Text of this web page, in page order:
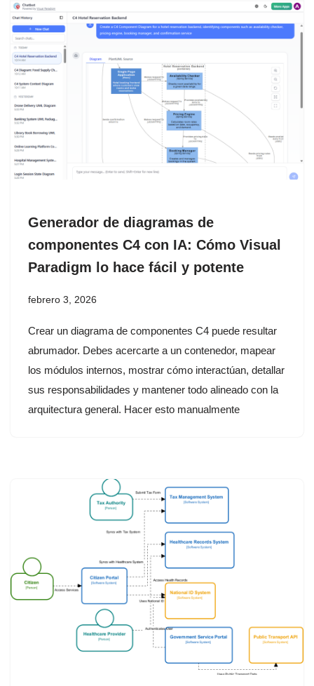
Generador de diagramas de
componentes C4 con IA: Cómo Visual
Paradigm lo hace fácil y potente
febrero 3, 2026
Crear un diagrama de componentes C4 puede resultar
abrumador. Debes acercarte a un contenedor, mapear
los módulos internos, mostrar cómo interactúan, detallar
sus responsabilidades y mantener todo alineado con la
arquitectura general. Hacer esto manualmente